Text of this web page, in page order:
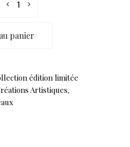
limitée
Loubout'Snake
panier
édition limitée
Artistiques,